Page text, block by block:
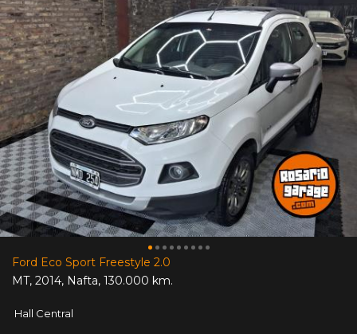
Ford Eco Sport Freestyle 2.0
MT, 2014, Nafta, 130.000 km.
Hall Central